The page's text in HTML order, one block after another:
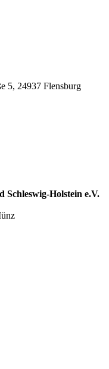
5, 24937 Flensburg
Schleswig-Holstein e.V.